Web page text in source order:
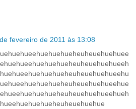
fevereiro de 2011 às 13:08